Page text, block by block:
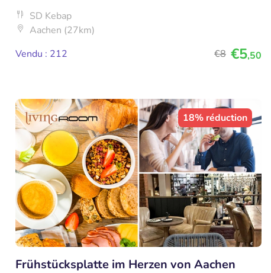
SD Kebap
Aachen (27km)
Vendu : 212
€8 €5,50
18% réduction
Frühstücksplatte im Herzen von Aachen